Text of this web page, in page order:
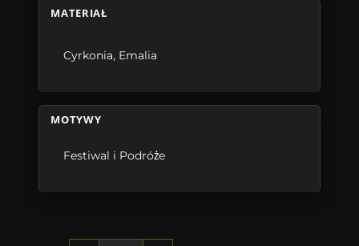
MATERIAŁ
Cyrkonia, Emalia
MOTYWY
Festiwal i Podróże